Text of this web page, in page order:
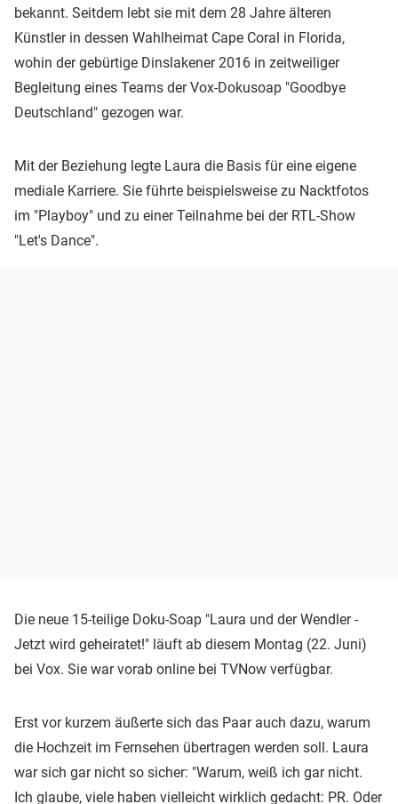
bekannt. Seitdem lebt sie mit dem 28 Jahre älteren
Künstler in dessen Wahlheimat Cape Coral in Florida,
wohin der gebürtige Dinslakener 2016 in zeitweiliger
Begleitung eines Teams der Vox-Dokusoap "Goodbye
Deutschland" gezogen war.
Mit der Beziehung legte Laura die Basis für eine eigene
mediale Karriere. Sie führte beispielsweise zu Nacktfotos
im "Playboy" und zu einer Teilnahme bei der RTL-Show
"Let's Dance".
Die neue 15-teilige Doku-Soap "Laura und der Wendler -
Jetzt wird geheiratet!" läuft ab diesem Montag (22. Juni)
bei Vox. Sie war vorab online bei TVNow verfügbar.
Erst vor kurzem äußerte sich das Paar auch dazu, warum
die Hochzeit im Fernsehen übertragen werden soll. Laura
war sich gar nicht so sicher: "Warum, weiß ich gar nicht.
Ich glaube, viele haben vielleicht wirklich gedacht: PR. Oder